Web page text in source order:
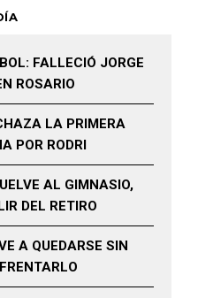
FALLECIÓ JORGE
ROSARIO
LA PRIMERA
POR RODRI
AL GIMNASIO,
DEL RETIRO
A QUEDARSE SIN